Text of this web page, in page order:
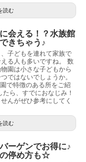
読む
会える！？水族館
きちゃう♪
子どもを連れて家族で
る人も多いですね。 数
園は小さな子どもから
ではないでしょうか。
で特徴のある所をご紹
ら、すでにおなじみ！
んがぜひ参考にしてく
読む
ーゲンでお得に♪
停め方も☆